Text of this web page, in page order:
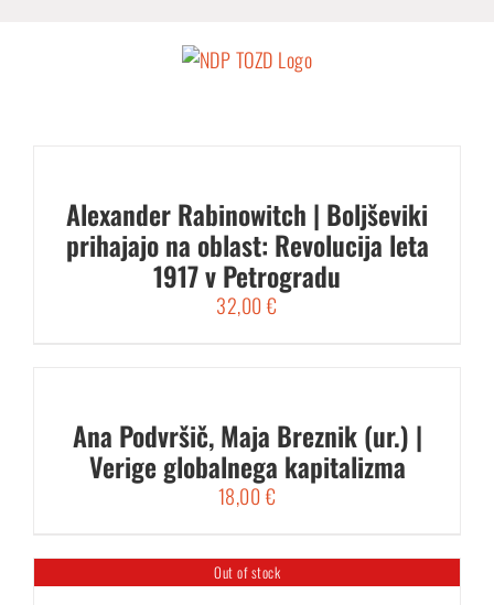
Alexander Rabinowitch | Boljševiki
prihajajo na oblast: Revolucija leta
1917 v Petrogradu
32,00€
Ana Podvršič, Maja Breznik (ur.) |
Verige globalnega kapitalizma
18,00€
Out of stock